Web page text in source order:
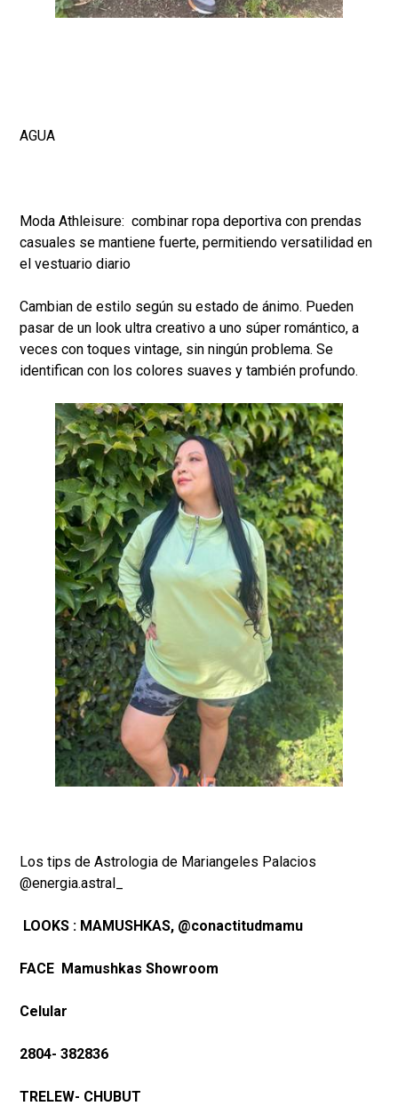
AGUA
Moda Athleisure: combinar ropa deportiva con prendas
casuales se mantiene fuerte, permitiendo versatilidad en
el vestuario diario
Cambian de estilo según su estado de ánimo. Pueden
pasar de un look ultra creativo a uno súper romántico, a
veces con toques vintage, sin ningún problema. Se
identifican con los colores suaves y también profundo.
Los tips de Astrologia de Mariangeles Palacios
@energia.astral_
LOOKS : MAMUSHKAS, @conactitudmamu
FACE Mamushkas Showroom
Celular
2804- 382836
TRELEW- CHUBUT